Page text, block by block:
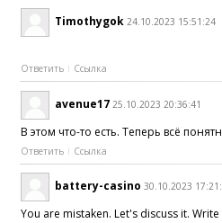
Timothygok 24.10.2023 15:51:24
Ответить Ссылка
avenue17 25.10.2023 20:36:41
В этом что-то есть. Теперь всё
Ответить Ссылка
battery-casino 30.10.2023
You are mistaken. Let's discuss it.